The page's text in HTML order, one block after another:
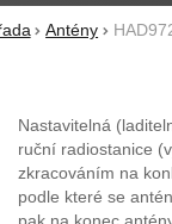
Antény
Nastavitelná
ruční radiostanice
zkracováním na
podle které se